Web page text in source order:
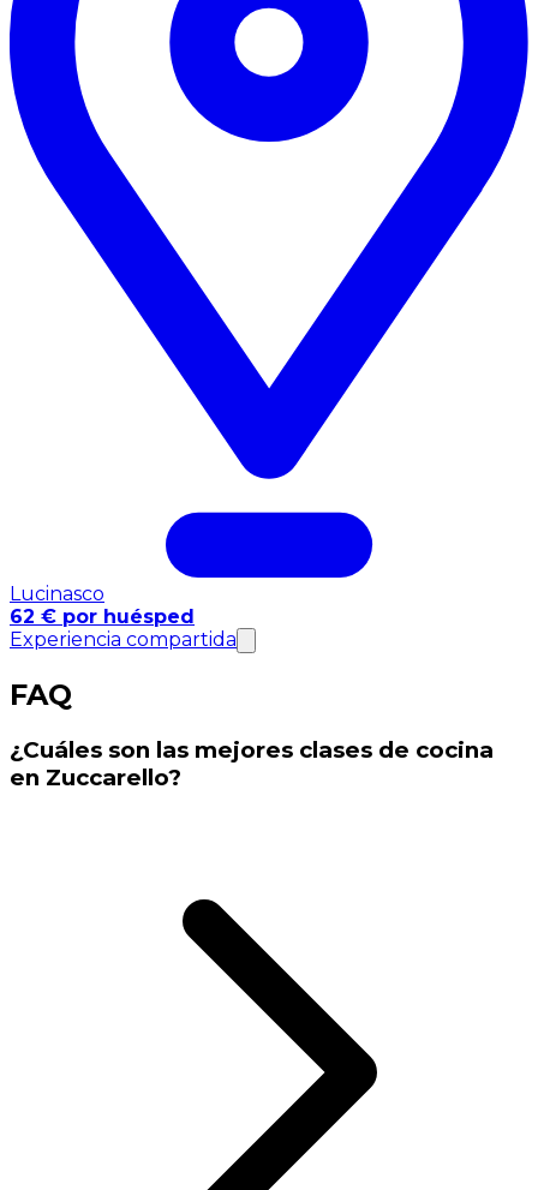
Lucinasco
62 € por huésped
Experiencia compartida
FAQ
¿Cuáles son las mejores clases de cocina
en Zuccarello?